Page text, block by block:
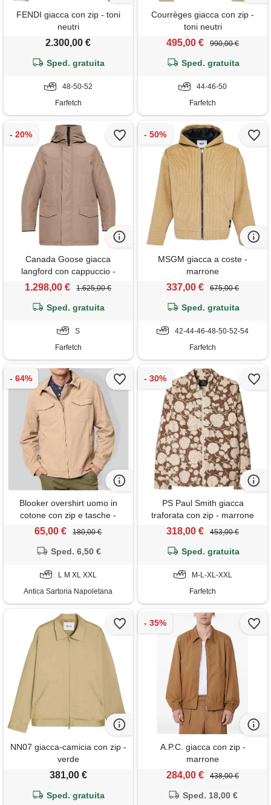
FENDI giacca con zip - toni
neutri
2.300,00 €
Sped. gratuita
48-50-52
Farfetch
Courrèges giacca con zip -
toni neutri
495,00 € 990,00 €
Sped. gratuita
44-46-50
Farfetch
Canada Goose giacca
langford con cappuccio -
marrone
1.298,00 € 1.625,00 €
Sped. gratuita
S
Farfetch
MSGM giacca a coste -
marrone
337,00 € 675,00 €
Sped. gratuita
42-44-46-48-50-52-54
Farfetch
Blooker overshirt uomo in
cotone con zip e tasche -
regular fit
65,00 € 180,00 €
Sped. 6,50 €
L M XL XXL
Antica Sartoria Napoletana
PS Paul Smith giacca
traforata con zip - marrone
318,00 € 453,00 €
Sped. gratuita
M-L-XL-XXL
Farfetch
NN07 giacca-camicia con zip -
verde
381,00 €
Sped. gratuita
A.P.C. giacca con zip -
marrone
284,00 € 438,00 €
Sped. 18,00 €